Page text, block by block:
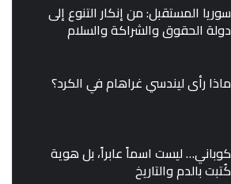
سوريا المستقبل: من إنكار التنوع إلى
دولة الحقوق والشراكة والسلام
ماذا رأى ليندسي غراهام في الكرد؟
كوباني… ليست اسماً عابراً، بل هوية
كُتبت بالدم والتاريخ